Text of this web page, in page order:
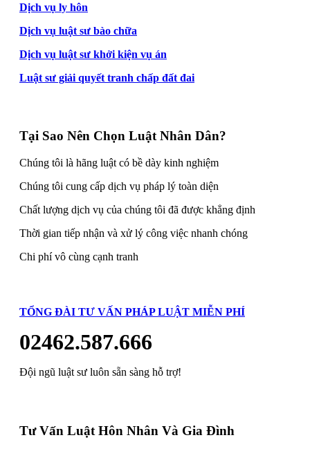
Dịch vụ ly hôn
Dịch vụ luật sư bào chữa
Dịch vụ luật sư khởi kiện vụ án
Luật sư giải quyết tranh chấp đất đai
Tại Sao Nên Chọn Luật Nhân Dân?
Chúng tôi là hãng luật có bề dày kinh nghiệm
Chúng tôi cung cấp dịch vụ pháp lý toàn diện
Chất lượng dịch vụ của chúng tôi đã được khẳng định
Thời gian tiếp nhận và xử lý công việc nhanh chóng
Chi phí vô cùng cạnh tranh
TỔNG ĐÀI TƯ VẤN PHÁP LUẬT MIỄN PHÍ
02462.587.666
Đội ngũ luật sư luôn sẵn sàng hỗ trợ!
Tư Vấn Luật Hôn Nhân Và Gia Đình